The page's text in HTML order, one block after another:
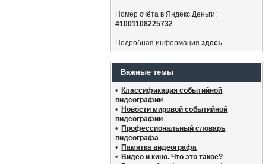
Номер счёта в Яндекс.Деньги:
41001108225732
Подробная информацияздесь
Важные темы
• Классификация событийной
видеографии
• Новости мировой событийной
видеографии
• Профессиональный словарь
видеографа
• Памятка видеографа
• Видео и кино. Что это такое?